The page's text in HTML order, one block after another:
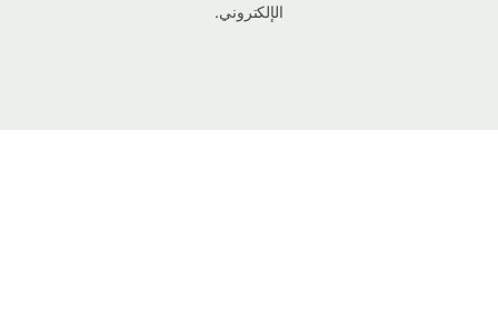
الإلكتروني.